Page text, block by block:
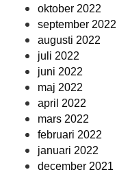
oktober 2022
september 2022
augusti 2022
juli 2022
juni 2022
maj 2022
april 2022
mars 2022
februari 2022
januari 2022
december 2021